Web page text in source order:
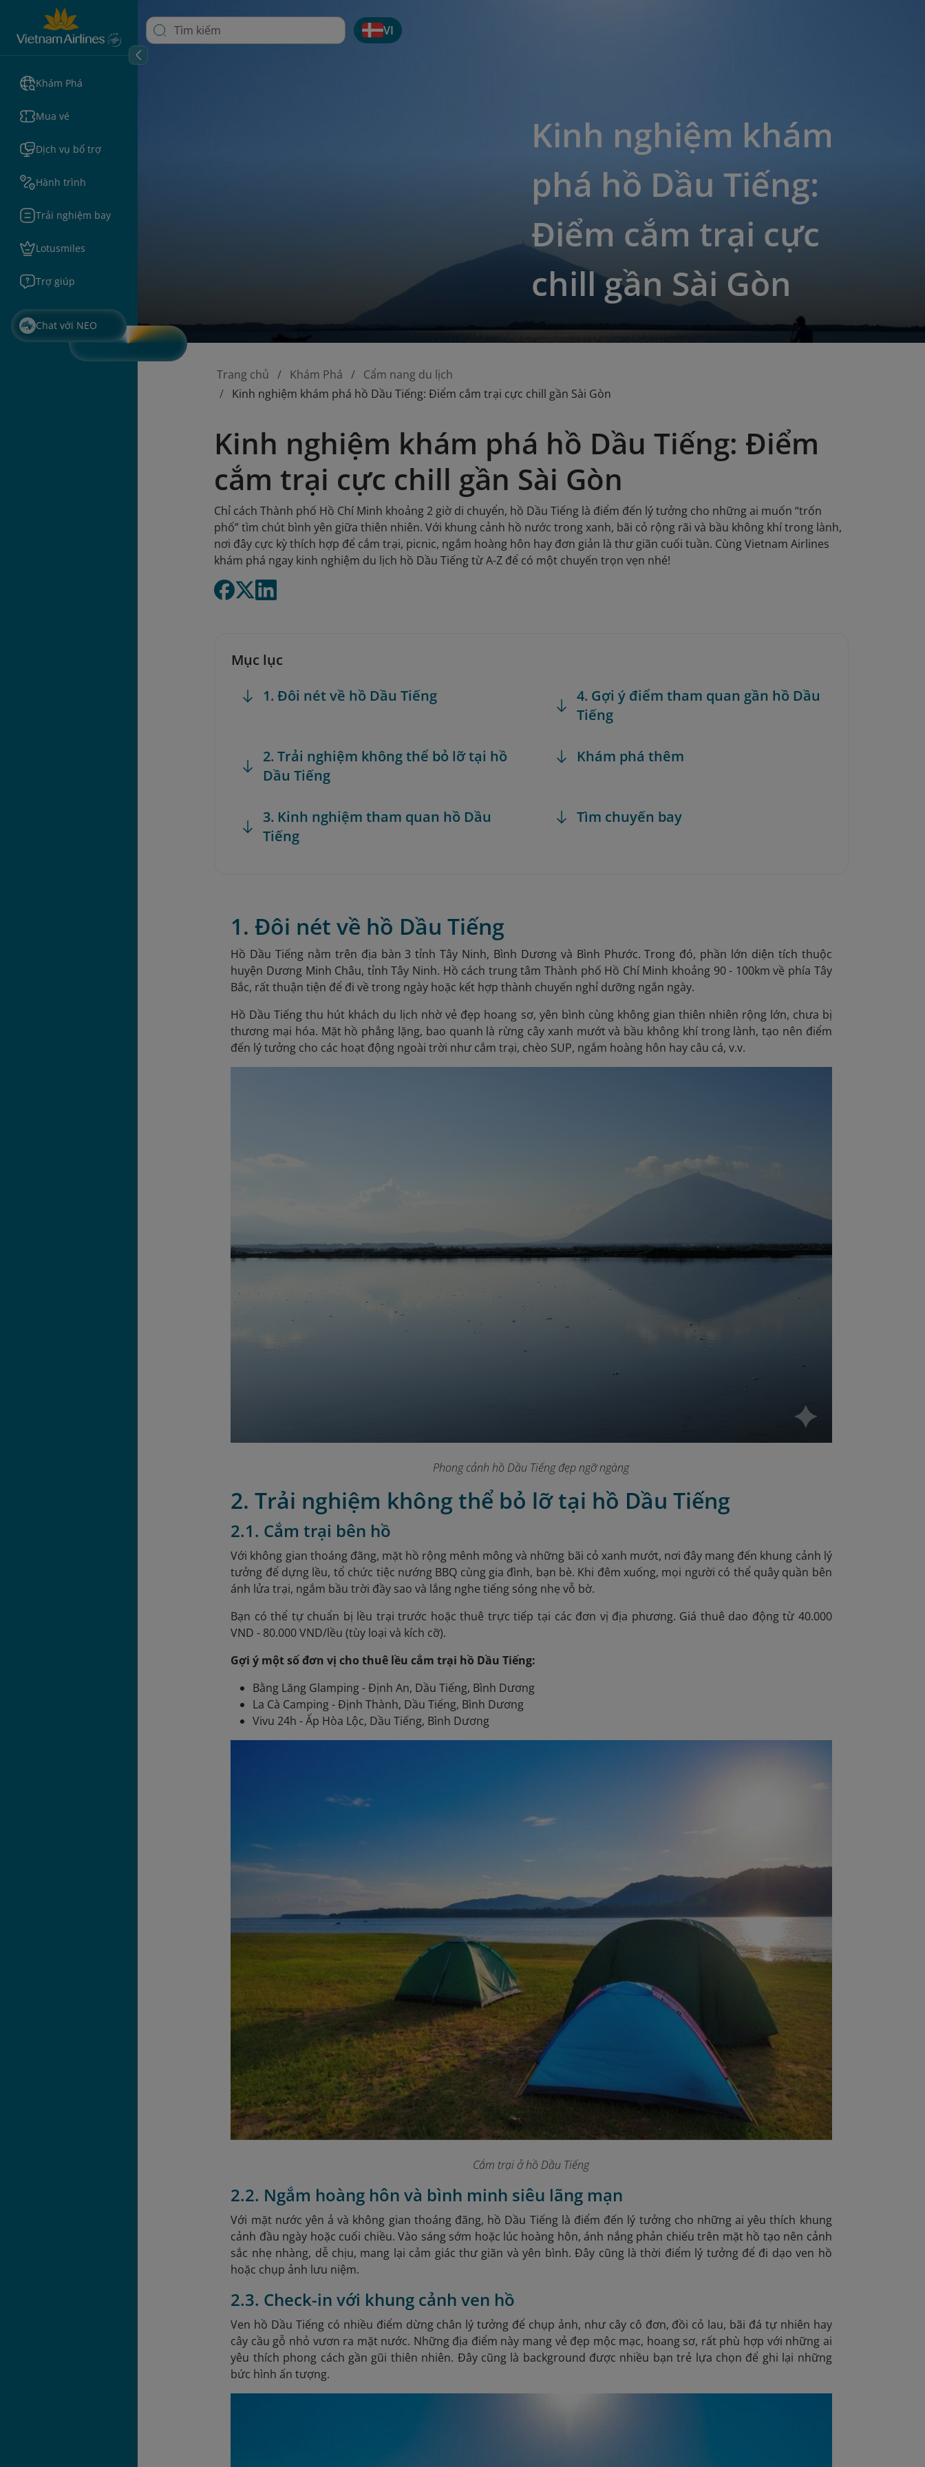
Khám Phá
Mua vé
Dịch vụ bổ trợ
Hành trình
Trải nghiệm bay
Lotusmiles
Trợ giúp
Chat với NEO
VI
Kinh nghiệm khám
phá hồ Dầu Tiếng:
Điểm cắm trại cực
chill gần Sài Gòn
Trang chủ Khám Phá
Cẩm nang du lịch
Kinh nghiệm khám phá hồ Dầu Tiếng: Điểm cắm trại cực chill gần Sài Gòn
Kinh nghiệm khám phá hồ Dầu Tiếng: Điểm
cắm trại cực chill gần Sài Gòn
Chỉ cách Thành phố Hồ Chí Minh khoảng 2 giờ di chuyển, hồ Dầu Tiếng là điểm đến lý tưởng cho những ai muốn “trốn
phố” tìm chút bình yên giữa thiên nhiên. Với khung cảnh hồ nước trong xanh, bãi cỏ rộng rãi và bầu không khí trong lành,
nơi đây cực kỳ thích hợp để cắm trại, picnic, ngắm hoàng hôn hay đơn giản là thư giãn cuối tuần. Cùng Vietnam Airlines
khám phá ngay kinh nghiệm du lịch hồ Dầu Tiếng từ A-Z để có một chuyến trọn vẹn nhé!
Mục lục
1. Đôi nét về hồ Dầu Tiếng
2. Trải nghiệm không thể bỏ lỡ tại hồ
Dầu Tiếng
3. Kinh nghiệm tham quan hồ Dầu
Tiếng
4. Gợi ý điểm tham quan gần hồ Dầu
Tiếng
Khám phá thêm
Tìm chuyến bay
1. Đôi nét về hồ Dầu Tiếng
Hồ Dầu Tiếng nằm trên địa bàn 3 tỉnh Tây Ninh, Bình Dương và Bình Phước. Trong đó, phần lớn diện tích thuộc
huyện Dương Minh Châu, tỉnh Tây Ninh. Hồ cách trung tâm Thành phố Hồ Chí Minh khoảng 90 - 100km về phía Tây
Bắc, rất thuận tiện để đi về trong ngày hoặc kết hợp thành chuyến nghỉ dưỡng ngắn ngày.
Hồ Dầu Tiếng thu hút khách du lịch nhờ vẻ đẹp hoang sơ, yên bình cùng không gian thiên nhiên rộng lớn, chưa bị
thương mại hóa. Mặt hồ phẳng lặng, bao quanh là rừng cây xanh mướt và bầu không khí trong lành, tạo nên điểm
đến lý tưởng cho các hoạt động ngoài trời như cắm trại, chèo SUP, ngắm hoàng hôn hay câu cá, v.v.
Phong cảnh hồ Dầu Tiếng đẹp ngỡ ngàng
2. Trải nghiệm không thể bỏ lỡ tại hồ Dầu Tiếng
2.1. Cắm trại bên hồ
Với không gian thoáng đãng, mặt hồ rộng mênh mông và những bãi cỏ xanh mướt, nơi đây mang đến khung cảnh lý
tưởng để dựng lều, tổ chức tiệc nướng BBQ cùng gia đình, bạn bè. Khi đêm xuống, mọi người có thể quây quần bên
ánh lửa trại, ngắm bầu trời đầy sao và lắng nghe tiếng sóng nhẹ vỗ bờ.
Bạn có thể tự chuẩn bị lều trại trước hoặc thuê trực tiếp tại các đơn vị địa phương. Giá thuê dao động từ 40.000
VND - 80.000 VND/lều (tùy loại và kích cỡ).
Gợi ý một số đơn vị cho thuê lều cắm trại hồ Dầu Tiếng:
Bằng Lăng Glamping - Định An, Dầu Tiếng, Bình Dương
La Cà Camping - Định Thành, Dầu Tiếng, Bình Dương
Vivu 24h - Ấp Hòa Lộc, Dầu Tiếng, Bình Dương
Cắm trại ở hồ Dầu Tiếng
2.2. Ngắm hoàng hôn và bình minh siêu lãng mạn
Với mặt nước yên ả và không gian thoáng đãng, hồ Dầu Tiếng là điểm đến lý tưởng cho những ai yêu thích khung
cảnh đầu ngày hoặc cuối chiều. Vào sáng sớm hoặc lúc hoàng hôn, ánh nắng phản chiếu trên mặt hồ tạo nên cảnh
sắc nhẹ nhàng, dễ chịu, mang lại cảm giác thư giãn và yên bình. Đây cũng là thời điểm lý tưởng để đi dạo ven hồ
hoặc chụp ảnh lưu niệm.
2.3. Check-in với khung cảnh ven hồ
Ven hồ Dầu Tiếng có nhiều điểm dừng chân lý tưởng để chụp ảnh, như cây cô đơn, đồi cỏ lau, bãi đá tự nhiên hay
cây cầu gỗ nhỏ vươn ra mặt nước. Những địa điểm này mang vẻ đẹp mộc mạc, hoang sơ, rất phù hợp với những ai
yêu thích phong cách gần gũi thiên nhiên. Đây cũng là background được nhiều bạn trẻ lựa chọn để ghi lại những
bức hình ấn tượng.